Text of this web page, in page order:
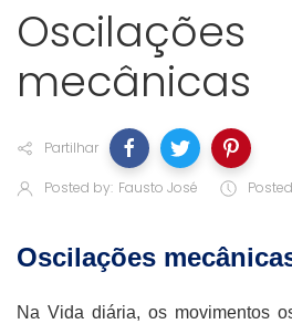
Oscilações
mecânicas
Partilhar
Posted by: Fausto José
Oscilações
Na Vida diária, os movimentos